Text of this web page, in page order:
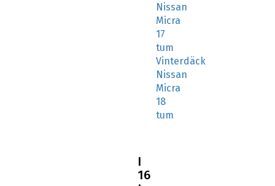
Nissan
Micra
17
tum
Vinterdäck
Nissan
Micra
18
tum
I
16